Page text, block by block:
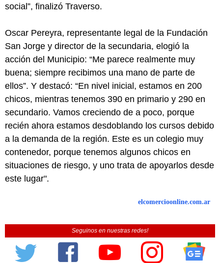
social”, finalizó Traverso.
Oscar Pereyra, representante legal de la Fundación
San Jorge y director de la secundaria, elogió la
acción del Municipio: “Me parece realmente muy
buena; siempre recibimos una mano de parte de
ellos”. Y destacó: “En nivel inicial, estamos en 200
chicos, mientras tenemos 390 en primario y 290 en
secundario. Vamos creciendo de a poco, porque
recién ahora estamos desdoblando los cursos debido
a la demanda de la región. Este es un colegio muy
contenedor, porque tenemos algunos chicos en
situaciones de riesgo, y uno trata de apoyarlos desde
este lugar".
elcomercioonline.com.ar
Seguinos en nuestras redes!